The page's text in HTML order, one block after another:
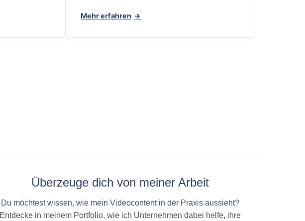
Mehr erfahren
Überzeuge dich von meiner Arbeit
Du möchtest wissen, wie mein Videocontent in der Praxis aussieht?
Entdecke in meinem Portfolio, wie ich Unternehmen dabei helfe, ihre